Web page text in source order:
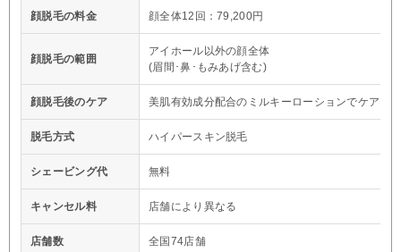
顔脱毛の料金 顔全体12回：79,200円
顔脱毛の範囲
アイホール以外の顔全体
(眉間･鼻･もみあげ含む)
顔脱毛後のケア 美肌有効成分配合のミルキーローションでケア
脱毛方式 ハイパースキン脱毛
シェービング代 無料
キャンセル料 店舗により異なる
店舗数 全国74店舗